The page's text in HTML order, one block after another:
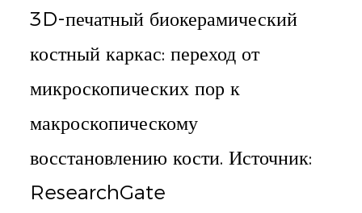
3D-печатный биокерамический
костный каркас: переход от
микроскопических пор к
макроскопическому
восстановлению кости. Источник:
ResearchGate